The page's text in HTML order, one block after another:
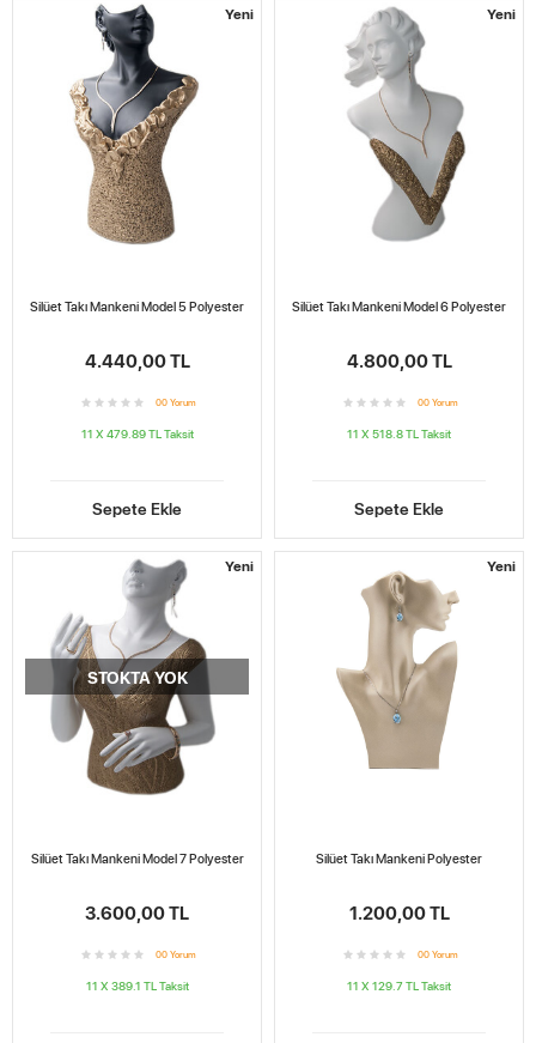
Yeni
Silüet Takı Mankeni Model 5 Polyester
4.440,00 TL
00 Yorum
11 X 479.89 TL Taksit
Sepete Ekle
Yeni
Silüet Takı Mankeni Model 6 Polyester
4.800,00 TL
00 Yorum
11 X 518.8 TL Taksit
Sepete Ekle
Yeni
STOKTA YOK
Silüet Takı Mankeni Model 7 Polyester
3.600,00 TL
00 Yorum
11 X 389.1 TL Taksit
Yeni
Silüet Takı Mankeni Polyester
1.200,00 TL
00 Yorum
11 X 129.7 TL Taksit